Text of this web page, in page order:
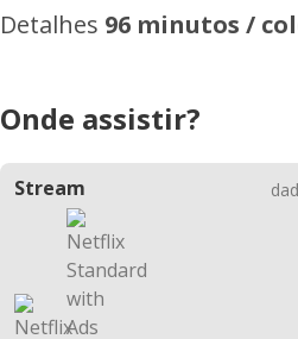
Detalhes 96 minutos /
Onde assistir?
Stream